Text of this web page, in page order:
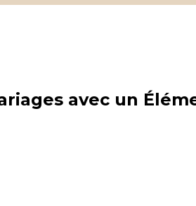
avec un